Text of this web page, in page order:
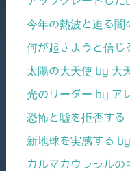
今年の熱波と迫る
何が起きようと信じ
太陽の大天使 by 大
光のリーダー by ア
恐怖と嘘を拒否する
新地球を実感する
カルマカウンシル